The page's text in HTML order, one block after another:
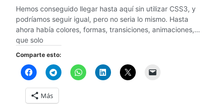
Hemos conseguido llegar hasta aquí sin utilizar CSS3, y
podríamos seguir igual, pero no seria lo mismo. Hasta
ahora había colores, formas, transiciones, animaciones,…
que solo
Comparte esto:
Más